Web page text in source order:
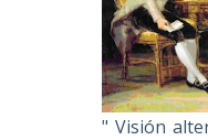
" Visión